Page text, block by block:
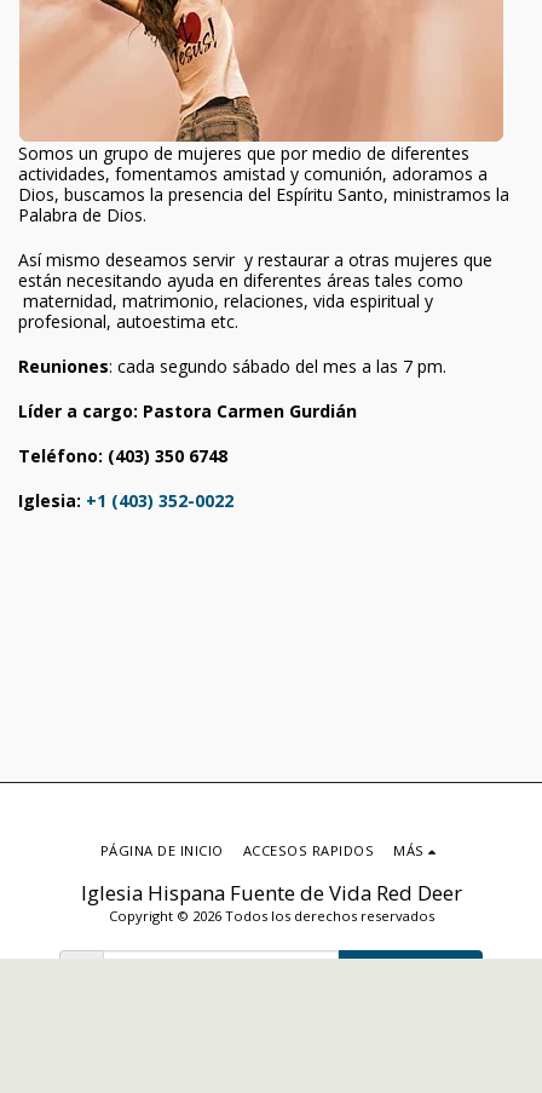
Somos un grupo de mujeres que por medio de diferentes
actividades, fomentamos amistad y comunión, adoramos a
Dios, buscamos la presencia del Espíritu Santo, ministramos la
Palabra de Dios.
Así mismo deseamos servir y restaurar a otras mujeres que
están necesitando ayuda en diferentes áreas tales como
maternidad, matrimonio, relaciones, vida espiritual y
profesional, autoestima etc.
Reuniones: cada segundo sábado del mes a las 7 pm.
Líder a cargo: Pastora Carmen Gurdián
Teléfono: (403) 350 6748
Iglesia: +1 (403) 352-0022
Iglesia Hispana Fuente de Vida Red Deer
Copyright © 2026 Todos los derechos reservados
PÁGINA DE INICIO ACCESOS RAPIDOS MÁS